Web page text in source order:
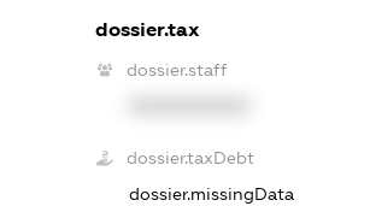
dossier.tax
dossier.staff
dossier.taxDebt
dossier.missingData